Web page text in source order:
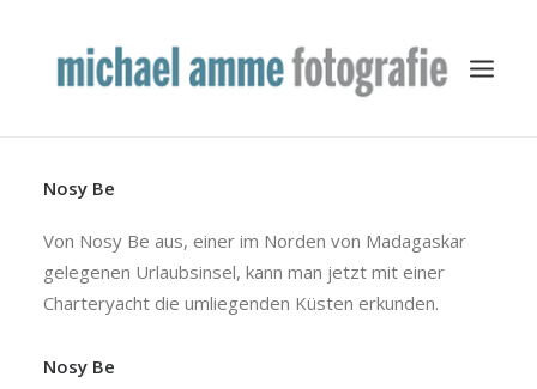
TRAVEL
YACHTING
BUSINESS
MISCELLANEOUS
PUBLICATION
Nosy Be
Von Nosy Be aus, einer im Norden von Madagaskar
gelegenen Urlaubsinsel, kann man jetzt mit einer
Charteryacht die umliegenden Küsten erkunden.
Nosy Be